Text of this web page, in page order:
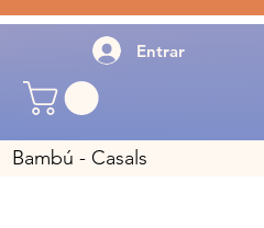
Entrar
Bambú - Casals